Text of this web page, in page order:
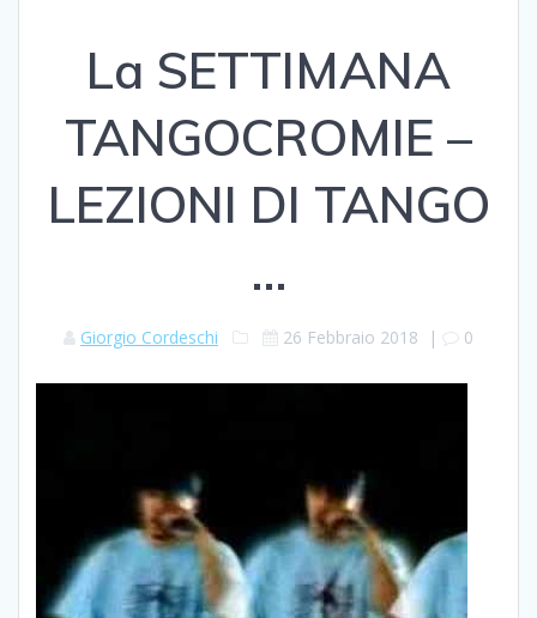
La SETTIMANA
TANGOCROMIE –
LEZIONI DI TANGO
…
Giorgio Cordeschi 26 Febbraio 2018 | 0